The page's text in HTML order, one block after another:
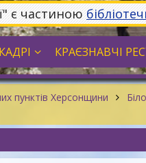
є частиною
КРАЄЗНАВЧІ
пунктів Херсонщини